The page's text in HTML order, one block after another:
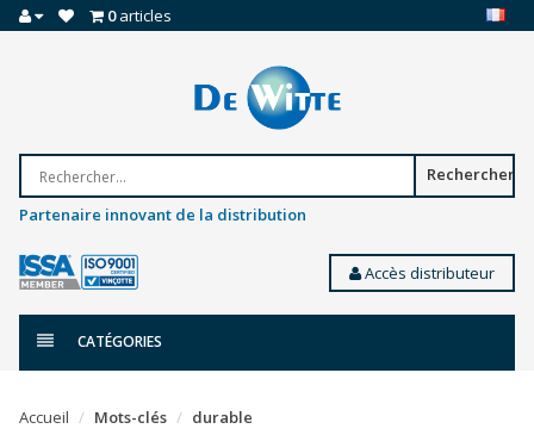
0articles
Rechercher
Partenaire innovant de la distribution
Accès distributeur
CATÉGORIES
Accueil Mots-clés durable